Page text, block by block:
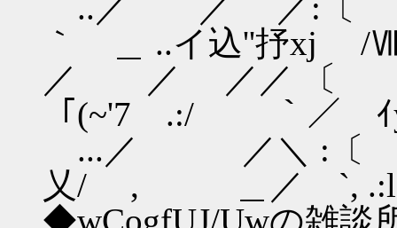
..／ ／
｀ ＿ ..イ込''抒xj /
／ ／ ／
「(~'7 .:/ ｀／ ｲ
...／ ／＼ :
乂/ , ＿